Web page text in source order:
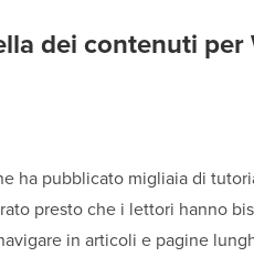
dei contenuti per
ha pubblicato migliaia di
presto che i lettori hanno
in articoli e pagine